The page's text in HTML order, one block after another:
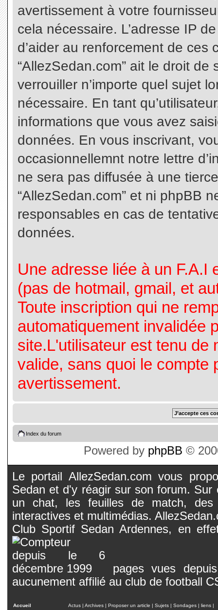
avertissement à votre
cela nécessaire. L’adresse IP
d’aider au renforcement de
“AllezSedan.com” ait le droit de
verrouiller n’importe quel sujet
nécessaire. En tant
informations que vous avez
données. En vous inscrivant,
occasionnellemnt notre lettre
ne sera pas diffusée à une
“AllezSedan.com” et ni phpBB
responsables en cas de
données.
Une adresse liée à un F.A.I
(pas de hotmail, gmail, et
Toute inscription qui ne
automatiquement invalidée
site.L'utilisateur est tenu de
valide, sans quoi le compte
avertissement.
Index du forum
Powered by phpBB ©
Le portail AllezSedan.com vous
Sedan et d'y réagir sur son forum.
un chat, les feuilles de match, des
interactives et multimédias.
Club Sportif Sedan Ardennes, en
pages vues
aucunement affilié au club de football
Accueil Actus | Archives | Proposer un article | Sujets | Sondages | liens |